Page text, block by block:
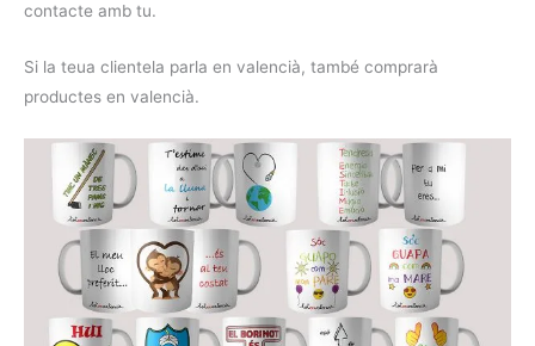
contacte amb tu.
Si la teua clientela parla en valencià, també comprarà
productes en valencià.